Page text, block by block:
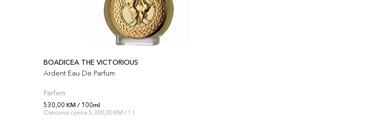
BOADICEA THE VICTORIOUS
Ardent Eau De Parfum
Parfem
530,00 KM / 100ml
Osnovna cijena 5.300,00 KM / 1 l